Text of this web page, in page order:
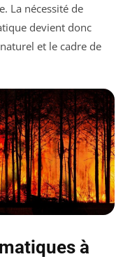
La nécessité de
devient donc
et le cadre de
à